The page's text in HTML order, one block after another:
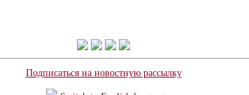
Подписаться на новостную рассылку